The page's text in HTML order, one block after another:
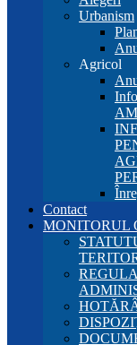
Urbanism
Agricol
Contact
MONITORUL